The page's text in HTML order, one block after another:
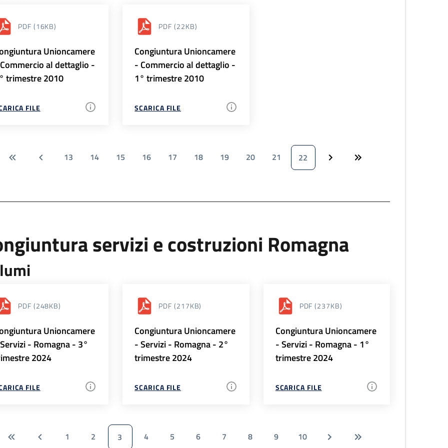
PDF (16KB)
Unioncamere
al dettaglio -
trimestre 2010
FILE
PDF (22KB)
Congiuntura Unioncamere
- Commercio al dettaglio -
1° trimestre 2010
SCARICA FILE
13 14 15 16 17 18 19 20 21 22
servizi e costruzioni Romagna
PDF (248KB)
Unioncamere
- Romagna - 3°
2024
FILE
PDF (217KB)
Congiuntura Unioncamere
- Servizi - Romagna - 2°
trimestre 2024
SCARICA FILE
PDF (237KB)
Congiuntura Unioncamere
- Servizi - Romagna - 1°
trimestre 2024
SCARICA FILE
1 2 3 4 5 6 7 8 9 10